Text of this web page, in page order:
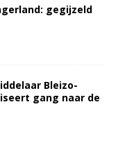
gegijzeld
Bleizo-
gang naar de